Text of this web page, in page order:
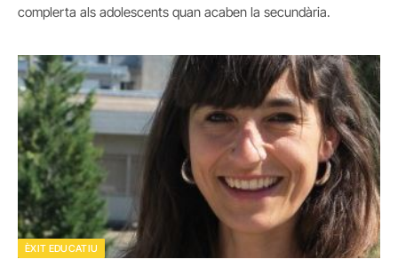
complerta als adolescents quan acaben la secundària.
ÈXIT EDUCATIU